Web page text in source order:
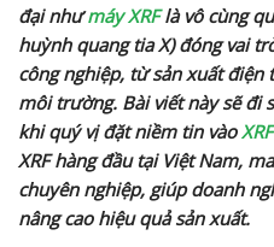
đại nhưmáy XRFlà vô cùng
huỳnh quang tia X) đóng vai
công nghiệp, từ sản xuất
môi trường. Bài viết này sẽ đi
khi quý vị đặt niềm tin vào
XRF hàng đầu tại Việt Nam,
chuyên nghiệp, giúp doanh
nâng cao hiệu quả sản xuất.